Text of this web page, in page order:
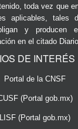
toda vez que
aplicables, tales
y producen
en el citado
DE INTERÉS
Portal de la CNSF
(Portal gob.mx)
LISF (Portal gob.mx)